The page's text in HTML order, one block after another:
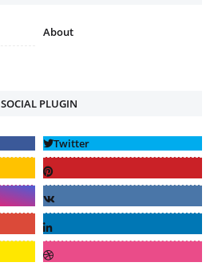
About
SOCIAL PLUGIN